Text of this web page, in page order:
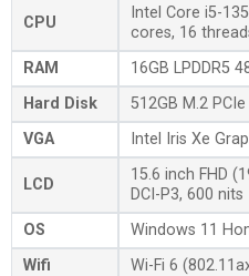
CPU
Intel Core i5-
cores, 16
RAM
16GB LPDDR5
Hard Disk
512GB M.2
VGA
Intel Iris Xe
LCD
15.6 inch FHD
DCI-P3, 600 nits
OS
Windows 11
Wifi
Wi-Fi 6